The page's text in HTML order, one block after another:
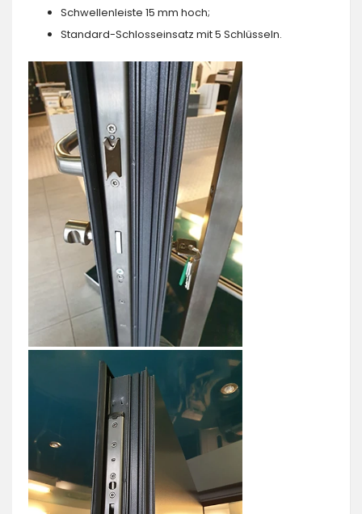
Schwellenleiste 15 mm hoch;
Standard-Schlosseinsatz mit 5 Schlüsseln.